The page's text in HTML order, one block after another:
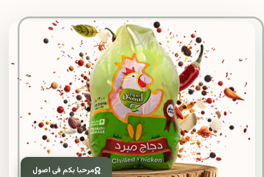
مرحبا بكم فى اصول